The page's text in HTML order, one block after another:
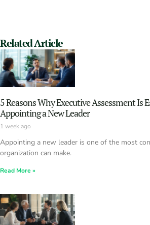
Related Article
5 Reasons Why Executive Assessment Is
Appointing a New Leader
1 week ago
Appointing a new leader is one of the most
organization can make.
Read More »